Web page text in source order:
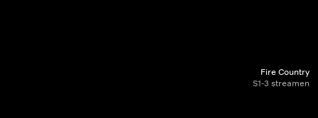
Fire Country
S1-3 streamen